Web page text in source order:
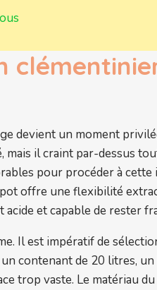
devient un moment
mais il craint par-dessus
pour procéder à
offre une flexibilité
et capable de rester
Il est impératif de
contenant de 20 litres,
trop vaste. Le matériau